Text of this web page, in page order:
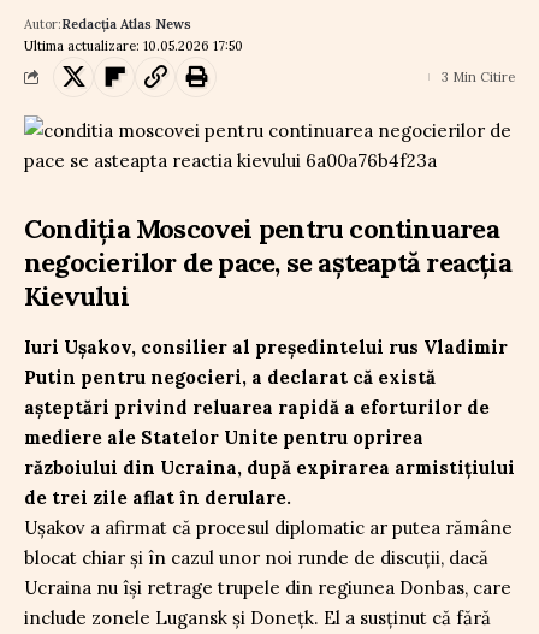
Ultima actualizare: 10.05.2026 17:50
Autor:Redacția Atlas News
3 Min Citire
Condiția Moscovei pentru continuarea
negocierilor de pace, se așteaptă reacția
Kievului
Iuri Ușakov, consilier al președintelui rus Vladimir
Putin pentru negocieri, a declarat că există
așteptări privind reluarea rapidă a eforturilor de
mediere ale Statelor Unite pentru oprirea
războiului din Ucraina, după expirarea armistițiului
de trei zile aflat în derulare.
Ușakov a afirmat că procesul diplomatic ar putea rămâne
blocat chiar și în cazul unor noi runde de discuții, dacă
Ucraina nu își retrage trupele din regiunea Donbas, care
include zonele Lugansk și Donețk. El a susținut că fără